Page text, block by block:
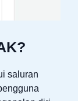
saluran